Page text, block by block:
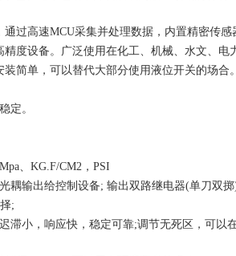
通过高速MCU采集并处理数据，内置精密传感
度设备。广泛使用在化工、机械、水文、电
简单，可以替代大部分使用液位开关的场合。
定。
、KG.F/CM2，PSI
耦输出给控制设备; 输出双路继电器(单刀双
;
滞小，响应快，稳定可靠;调节无死区，可以